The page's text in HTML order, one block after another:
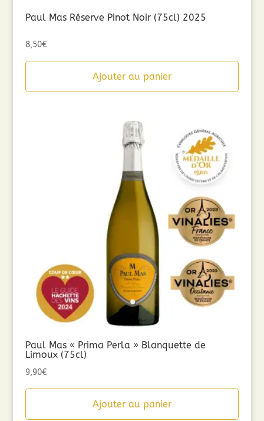
Paul Mas Réserve Pinot Noir (75cl) 2025
8,50€
Ajouter au panier
Paul Mas « Prima Perla » Blanquette de
Limoux (75cl)
9,90€
Ajouter au panier